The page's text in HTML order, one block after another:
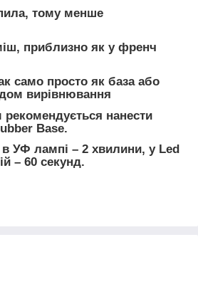
тому менше
приблизно як у френч
само просто як база або
вирівнювання
нанести
Base.
в УФ лампі – 2 хвилини, у Led
– 60 секунд.